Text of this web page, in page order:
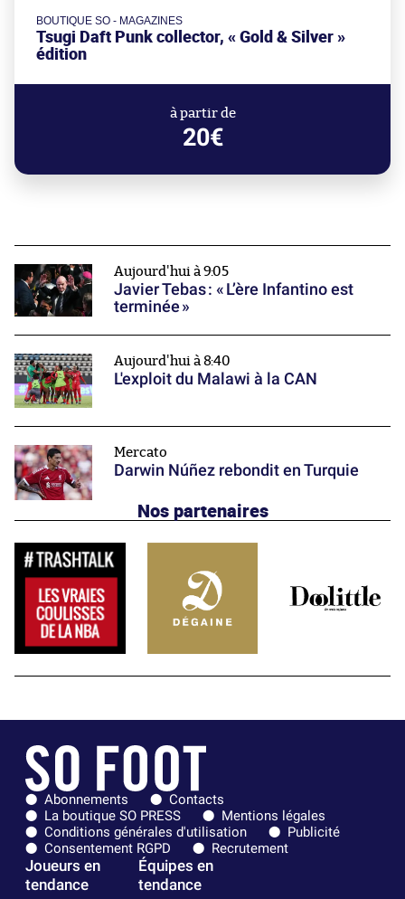
BOUTIQUE SO - MAGAZINES
Tsugi Daft Punk collector, « Gold & Silver »
édition
à partir de
20€
Aujourd'hui à 9:05
Javier Tebas : « L’ère Infantino est
terminée »
Aujourd'hui à 8:40
L'exploit du Malawi à la CAN
Mercato
Darwin Núñez rebondit en Turquie
Nos partenaires
Abonnements
Contacts
La boutique SO PRESS
Mentions légales
Conditions générales d'utilisation
Publicité
Consentement RGPD
Recrutement
Joueurs en
tendance
Équipes en
tendance